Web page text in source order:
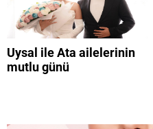
Uysal ile Ata ailelerinin
mutlu günü